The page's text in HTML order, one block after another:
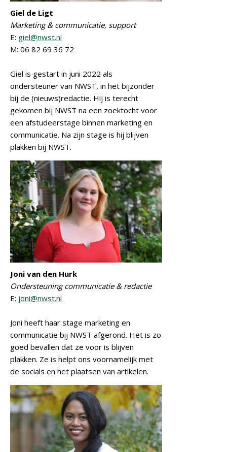
Giel de Ligt
Marketing & communicatie, support
E: giel@nwst.nl
M: 06 82 69 36 72
Giel is gestart in juni 2022 als
ondersteuner van NWST, in het bijzonder
bij de (nieuws)redactie. Hij is terecht
gekomen bij NWST na een zoektocht voor
een afstudeerstage binnen marketing en
communicatie. Na zijn stage is hij blijven
plakken bij NWST.
Joni van den Hurk
Ondersteuning communicatie & redactie
E: joni@nwst.nl
Joni heeft haar stage marketing en
communicatie bij NWST afgerond. Het is zo
goed bevallen dat ze voor is blijven
plakken. Ze is helpt ons voornamelijk met
de socials en het plaatsen van artikelen.